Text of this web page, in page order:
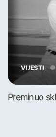
VIJESTI
Preminuo